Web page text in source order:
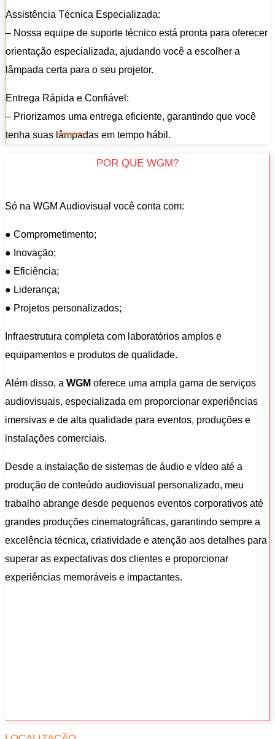
Assistência Técnica Especializada:
– Nossa equipe de suporte técnico está pronta para oferecer
orientação especializada, ajudando você a escolher a
lâmpada certa para o seu projetor.
Entrega Rápida e Confiável:
– Priorizamos uma entrega eficiente, garantindo que você
tenha suas lâmpadas em tempo hábil.
POR QUE WGM?
Só na WGM Audiovisual você conta com:
● Comprometimento;
● Inovação;
● Eficiência;
● Liderança;
● Projetos personalizados;
Infraestrutura completa com laboratórios amplos e
equipamentos e produtos de qualidade.
Além disso, a WGM oferece uma ampla gama de serviços
audiovisuais, especializada em proporcionar experiências
imersivas e de alta qualidade para eventos, produções e
instalações comerciais.
Desde a instalação de sistemas de áudio e vídeo até a
produção de conteúdo audiovisual personalizado, meu
trabalho abrange desde pequenos eventos corporativos até
grandes produções cinematográficas, garantindo sempre a
excelência técnica, criatividade e atenção aos detalhes para
superar as expectativas dos clientes e proporcionar
experiências memoráveis e impactantes.